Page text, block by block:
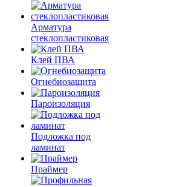
Арматура
стеклопластиковая
Клей ПВА
Огнебиозащита
Пароизоляция
Подложка под
ламинат
Праймер